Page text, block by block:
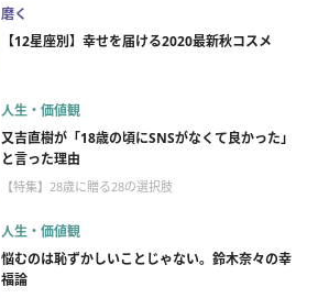
磨く
【12星座別】幸せを届ける2020最新秋コスメ
人生・価値観
又吉直樹が「18歳の頃にSNSがなくて良かった」
と言った理由
【特集】28歳に贈る28の選択肢
人生・価値観
悩むのは恥ずかしいことじゃない。鈴木奈々の幸
福論